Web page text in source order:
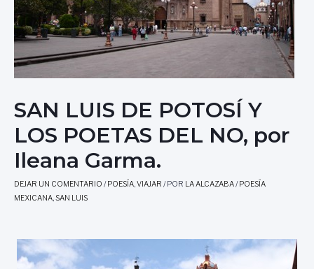
SAN LUIS DE POTOSÍ Y
LOS POETAS DEL NO, por
Ileana Garma.
DEJAR UN COMENTARIO /POESÍA VIAJAR / POR LA ALCAZABA/POESÍA
MEXICANA SAN LUIS